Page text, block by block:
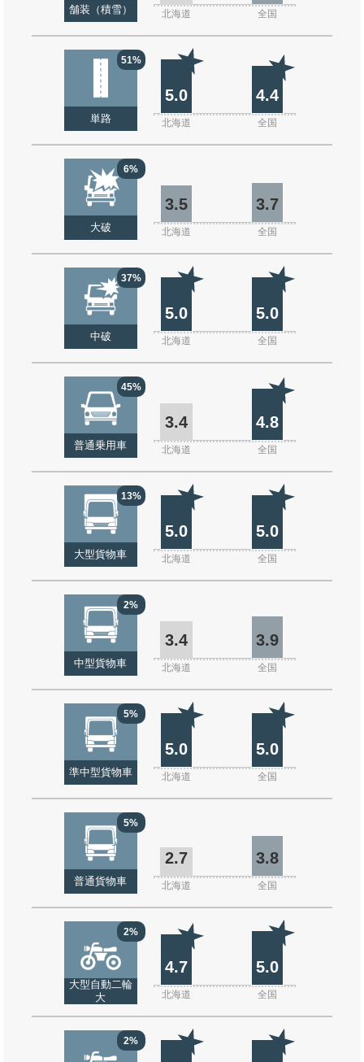
舗装（積雪） 北海道 全国
51%
単路
5.0 4.4
北海道 全国
6%
大破
3.5 3.7
北海道 全国
37%
中破
5.0 5.0
北海道 全国
45%
普通乗用車
3.4 4.8
北海道 全国
13%
大型貨物車
5.0 5.0
北海道 全国
2%
中型貨物車
3.4 3.9
北海道 全国
5%
準中型貨物車
5.0 5.0
北海道 全国
5%
普通貨物車
2.7 3.8
北海道 全国
2%
大型自動二輪
大
4.7 5.0
北海道 全国
2%